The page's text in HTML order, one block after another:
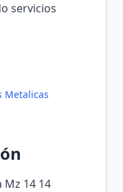
servicios
Metalicas
Mz 14 14